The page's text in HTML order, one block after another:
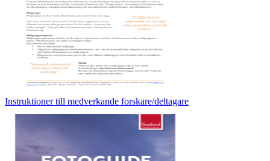
Instruktioner till medverkande forskare/deltagare